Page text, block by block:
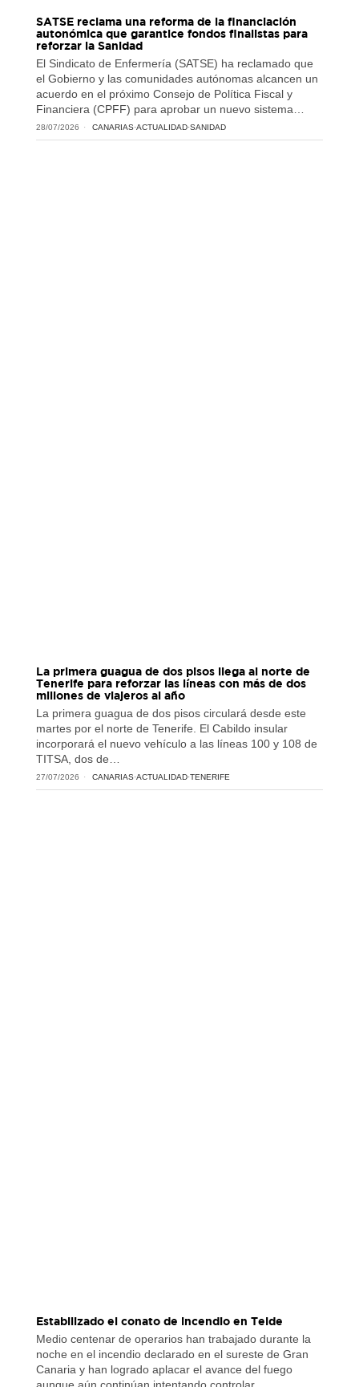
SATSE reclama una reforma de la financiación
autonómica que garantice fondos finalistas para
reforzar la Sanidad
El Sindicato de Enfermería (SATSE) ha reclamado que
el Gobierno y las comunidades autónomas alcancen un
acuerdo en el próximo Consejo de Política Fiscal y
Financiera (CPFF) para aprobar un nuevo sistema…
28/07/2026 CANARIAS·ACTUALIDAD·SANIDAD
La primera guagua de dos pisos llega al norte de
Tenerife para reforzar las líneas con más de dos
millones de viajeros al año
La primera guagua de dos pisos circulará desde este
martes por el norte de Tenerife. El Cabildo insular
incorporará el nuevo vehículo a las líneas 100 y 108 de
TITSA, dos de…
27/07/2026 CANARIAS·ACTUALIDAD·TENERIFE
Estabilizado el conato de incendio en Telde
Medio centenar de operarios han trabajado durante la
noche en el incendio declarado en el sureste de Gran
Canaria y han logrado aplacar el avance del fuego